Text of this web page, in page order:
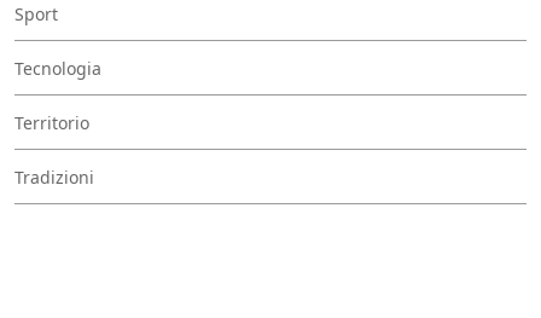
Sport
Tecnologia
Territorio
Tradizioni